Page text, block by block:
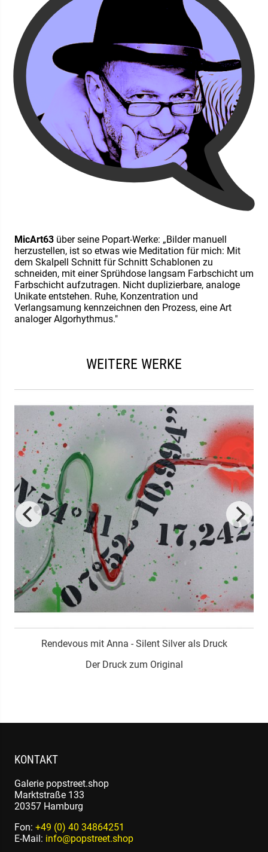
MicArt63 über seine Popart-Werke: „Bilder manuell
herzustellen, ist so etwas wie Meditation für mich: Mit
dem Skalpell Schnitt für Schnitt Schablonen zu
schneiden, mit einer Sprühdose langsam Farbschicht um
Farbschicht aufzutragen. Nicht duplizierbare, analoge
Unikate entstehen. Ruhe, Konzentration und
Verlangsamung kennzeichnen den Prozess, eine Art
analoger Algorhythmus."
WEITERE WERKE
Rendevous mit Anna - Silent Silver als Druck
Der Druck zum Original
KONTAKT
Galerie popstreet.shop
Marktstraße 133
20357 Hamburg
Fon: +49 (0) 40 34864251
E-Mail: info@popstreet.shop